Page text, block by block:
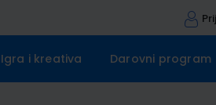
Igra i kreativa Darovni program